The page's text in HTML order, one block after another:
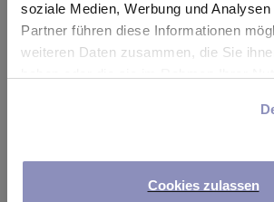
soziale Medien, Werbung und
Partner führen diese Informationen
weiteren Daten zusammen, die Sie
anpassen oder widerrufen. Weitere
Cookies zulassen
Something went wrong. Please try
app
Refresh